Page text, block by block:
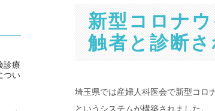
新型コロナ
触者と診断
埼玉県では産婦人科医会で新型コロ
というシステムが構築されました。
診療
つい